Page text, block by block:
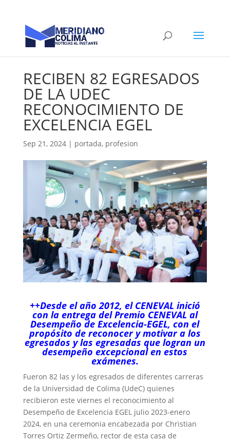
RECIBEN 82 EGRESADOS
DE LA UDEC
RECONOCIMIENTO DE
EXCELENCIA EGEL
Sep 21, 2024| portada, profesion
++Desde el año 2012, el CENEVAL inició
con la entrega del Premio CENEVAL al
Desempeño de Excelencia-EGEL, con el
propósito de reconocer y motivar a los
egresados y las egresadas que logran un
desempeño excepcional en estos
exámenes.
Fueron 82 las y los egresados de diferentes carreras
de la Universidad de Colima (UdeC) quienes
recibieron este viernes el reconocimiento al
Desempeño de Excelencia EGEL julio 2023-enero
2024, en una ceremonia encabezada por Christian
Torres Ortiz Zermeño, rector de esta casa de